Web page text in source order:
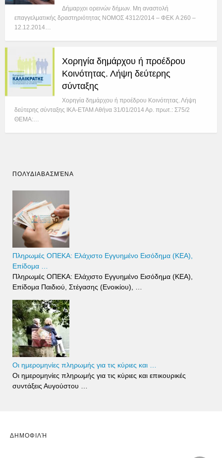
Δήμαρχοι ορεινών δήμων. Μη αναστολή
επαγγελματικής δραστηριότητας NOMOΣ 4312/2014 – ΦΕΚ A 260 –
12.12.2014…
Χορηγία δημάρχου ή προέδρου
Κοινότητας. Λήψη δεύτερης
σύνταξης
Χορηγία δημάρχου ή προέδρου Κοινότητας. Λήψη
δεύτερης σύνταξης ΙΚΑ-ΕΤΑΜ Αθήνα 31/01/2014 Αρ. πρωτ.: Σ75/2
ΘΕΜΑ:…
ΠΟΛΥΔΙΑΒΑΣΜΈΝΑ
Πληρωμές ΟΠΕΚΑ: Ελάχιστο Εγγυημένο Εισόδημα (ΚΕΑ),
Επίδομα …
Πληρωμές ΟΠΕΚΑ: Ελάχιστο Εγγυημένο Εισόδημα (ΚΕΑ),
Επίδομα Παιδιού, Στέγασης (Ενοικίου), …
Οι ημερομηνίες πληρωμής για τις κύριες και …
Οι ημερομηνίες πληρωμής για τις κύριες και επικουρικές
συντάξεις Αυγούστου …
ΔΗΜΟΦΙΛΉ